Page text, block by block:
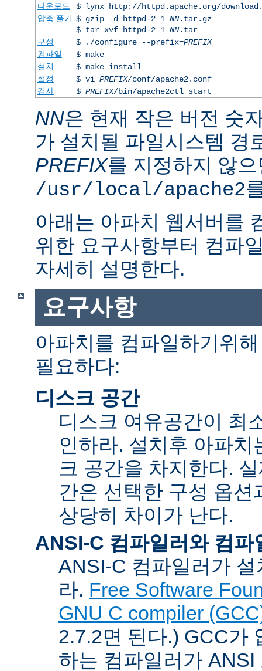
다운로드
$ lynx http://httpd.apache.org/
압축 풀기 $ gzip -d httpd-2_1_ NN.tar.gz
$ tar xvf httpd-2_1_ NN.tar
구성
$ ./configure --prefix=PREFIX
컴파일
$ make
설치
$ make install
설정
$ vi PREFIX/conf/apache2.conf
검사
$ PREFIX/bin/apache2ctl start
NN은 현재 작은 버전 숫
가 설치될 파일시스템 경
PREFIX를 지정하지 않
/usr/local/apache2
아래는 아파치 웹서버를
위한 요구사항부터 컴파
자세히 설명한다.
요구사항
아파치를 컴파일하기위
필요하다:
디스크 공간
디스크 여유공간이 최
인하라. 설치후 아파
크 공간을 차지한다.
간은 선택한 구성 옵
상당히 차이가 난다.
ANSI-C 컴파일러와 컴파
ANSI-C 컴파일러가
라. Free Software
GNU C compiler
2.7.2면 된다.) GCC가
하는 컴파일러가